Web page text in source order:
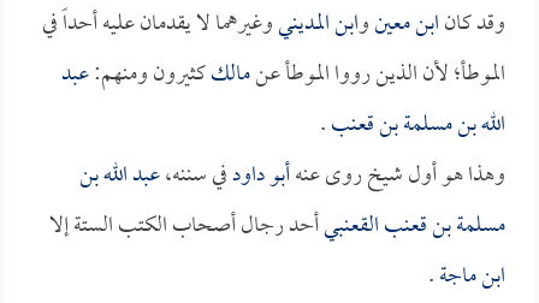
وقد كانابن معينوابن المدينيوغيرهما لا يقدمان عليه أحداً في
الموطأ؛ لأن الذين رووا الموطأ عنمالككثيرون ومنهم:عبد
الله بن مسلمة بن قعنب.
وهذا هو أول شيخ روى عنهأبو داودفي سننه،عبد الله بن
مسلمة بن قعنب القعنبيأحد رجال أصحاب الكتب الستة إلا
ابن ماجة.